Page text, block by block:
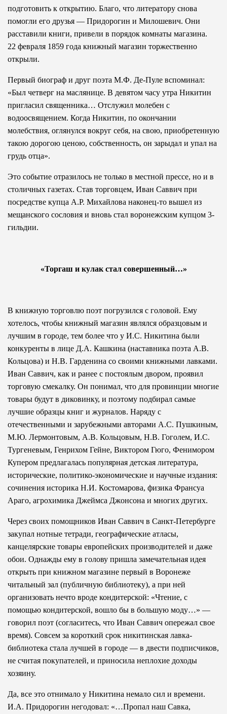
подготовить к открытию. Благо, что литератору снова
помогли его друзья — Придорогин и Милошевич. Они
расставили книги, привели в порядок комнаты магазина.
22 февраля 1859 года книжный магазин торжественно
открыли.
Первый биограф и друг поэта М.Ф. Де-Пуле вспоминал:
«Был четверг на маслянице. В девятом часу утра Никитин
пригласил священника… Отслужил молебен с
водоосвящением. Когда Никитин, по окончании
молебствия, оглянулся вокруг себя, на свою, приобретенную
такою дорогою ценою, собственность, он зарыдал и упал на
грудь отца».
Это событие отразилось не только в местной прессе, но и в
столичных газетах. Став торговцем, Иван Саввич при
посредстве купца А.Р. Михайлова наконец-то вышел из
мещанского сословия и вновь стал воронежским купцом 3-
гильдии.
«Торгаш и кулак стал совершенный…»
В книжную торговлю поэт погрузился с головой. Ему
хотелось, чтобы книжный магазин являлся образцовым и
лучшим в городе, тем более что у И.С. Никитина были
конкуренты в лице Д.А. Кашкина (наставника поэта А.В.
Кольцова) и Н.В. Гарденина со своими книжными лавками.
Иван Саввич, как и ранее с постоялым двором, проявил
торговую смекалку. Он понимал, что для провинции многие
товары будут в диковинку, и поэтому подбирал самые
лучшие образцы книг и журналов. Наряду с
отечественными и зарубежными авторами А.С. Пушкиным,
М.Ю. Лермонтовым, А.В. Кольцовым, Н.В. Гоголем, И.С.
Тургеневым, Генрихом Гейне, Виктором Гюго, Фенимором
Купером предлагалась популярная детская литература,
исторические, политико-экономические и научные издания:
сочинения историка Н.И. Костомарова, физика Франсуа
Араго, агрохимика Джеймса Джонсона и многих других.
Через своих помощников Иван Саввич в Санкт-Петербурге
закупал нотные тетради, географические атласы,
канцелярские товары европейских производителей и даже
обои. Однажды ему в голову пришла замечательная идея
открыть при книжном магазине первый в Воронеже
читальный зал (публичную библиотеку), а при ней
организовать нечто вроде кондитерской: «Чтение, с
помощью кондитерской, вошло бы в большую моду…» —
говорил поэт (согласитесь, что Иван Саввич опережал свое
время). Совсем за короткий срок никитинская лавка-
библиотека стала лучшей в городе — в двести подписчиков,
не считая покупателей, и приносила неплохие доходы
хозяину.
Да, все это отнимало у Никитина немало сил и времени.
И.А. Придорогин негодовал: «…Пропал наш Савка,